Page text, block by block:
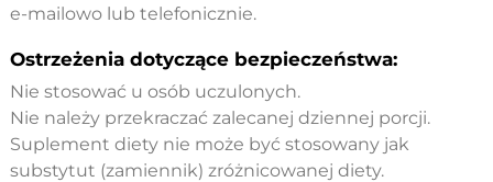
e-mailowo lub telefonicznie.
Ostrzeżenia dotyczące bezpieczeństwa:
Nie stosować u osób uczulonych.
Nie należy przekraczać zalecanej dziennej porcji.
Suplement diety nie może być stosowany jak
substytut (zamiennik) zróżnicowanej diety.